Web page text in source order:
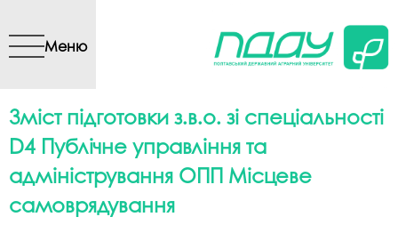
вмісту
Меню
Зміст підготовки з.в.о. зі спеціальності
D4 Публічне управління та
адміністрування ОПП Місцеве
самоврядування